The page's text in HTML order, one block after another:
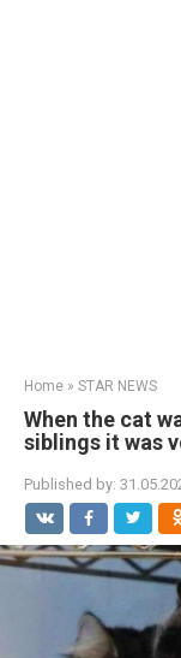
Home » STAR NEWS
When the cat
siblings it was
Published by: